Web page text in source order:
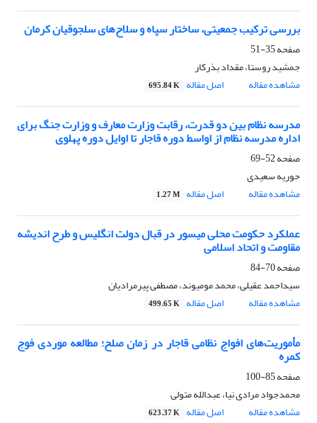
بررسی ترکیب جمعیتی، ساختار سپاه و سلاح‌های سلجوقیان کرمان
صفحه35-51
جمشید روستا، مقداد بذرکار
مشاهده مقاله
اصل مقاله 695.84 K
مدرسه نظام بین دو قدرت، رقابت وزارت معارف و وزارت جنگ برای
اداره مدرسه نظام از اواسط دوره قاجار تا اوایل دوره پهلوی
صفحه52-69
حوریه سعیدی
مشاهده مقاله
اصل مقاله 1.27 M
عملکرد حکومت محلی میسور در قبال دولت انگلیس و طرح اندیشه
مقاومت و اتحاد اسلامی
صفحه70-84
سیداحمد عقیلی، محمد مومیوند، مصطفی پیرمرادیان
مشاهده مقاله
اصل مقاله 499.65 K
مأموریت‌های افواج نظامی قاجار در زمان صلح؛ مطالعه موردی فوج
کمره
صفحه85-100
محمدجواد مرادی نیا، عبدالله متولی
مشاهده مقاله
اصل مقاله 623.37 K